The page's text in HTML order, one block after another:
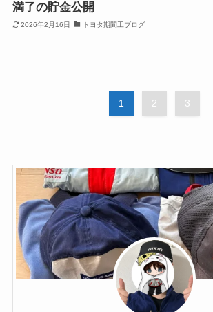
満了の貯金公開
2026年2月16日 トヨタ期間工ブログ
1 2 3